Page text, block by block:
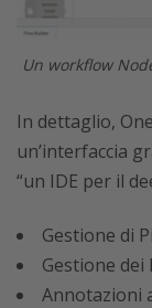
Un workflow
In dettaglio,
un’interfaccia
“un IDE per il
Gestione di
Gestione dei
Annotazioni